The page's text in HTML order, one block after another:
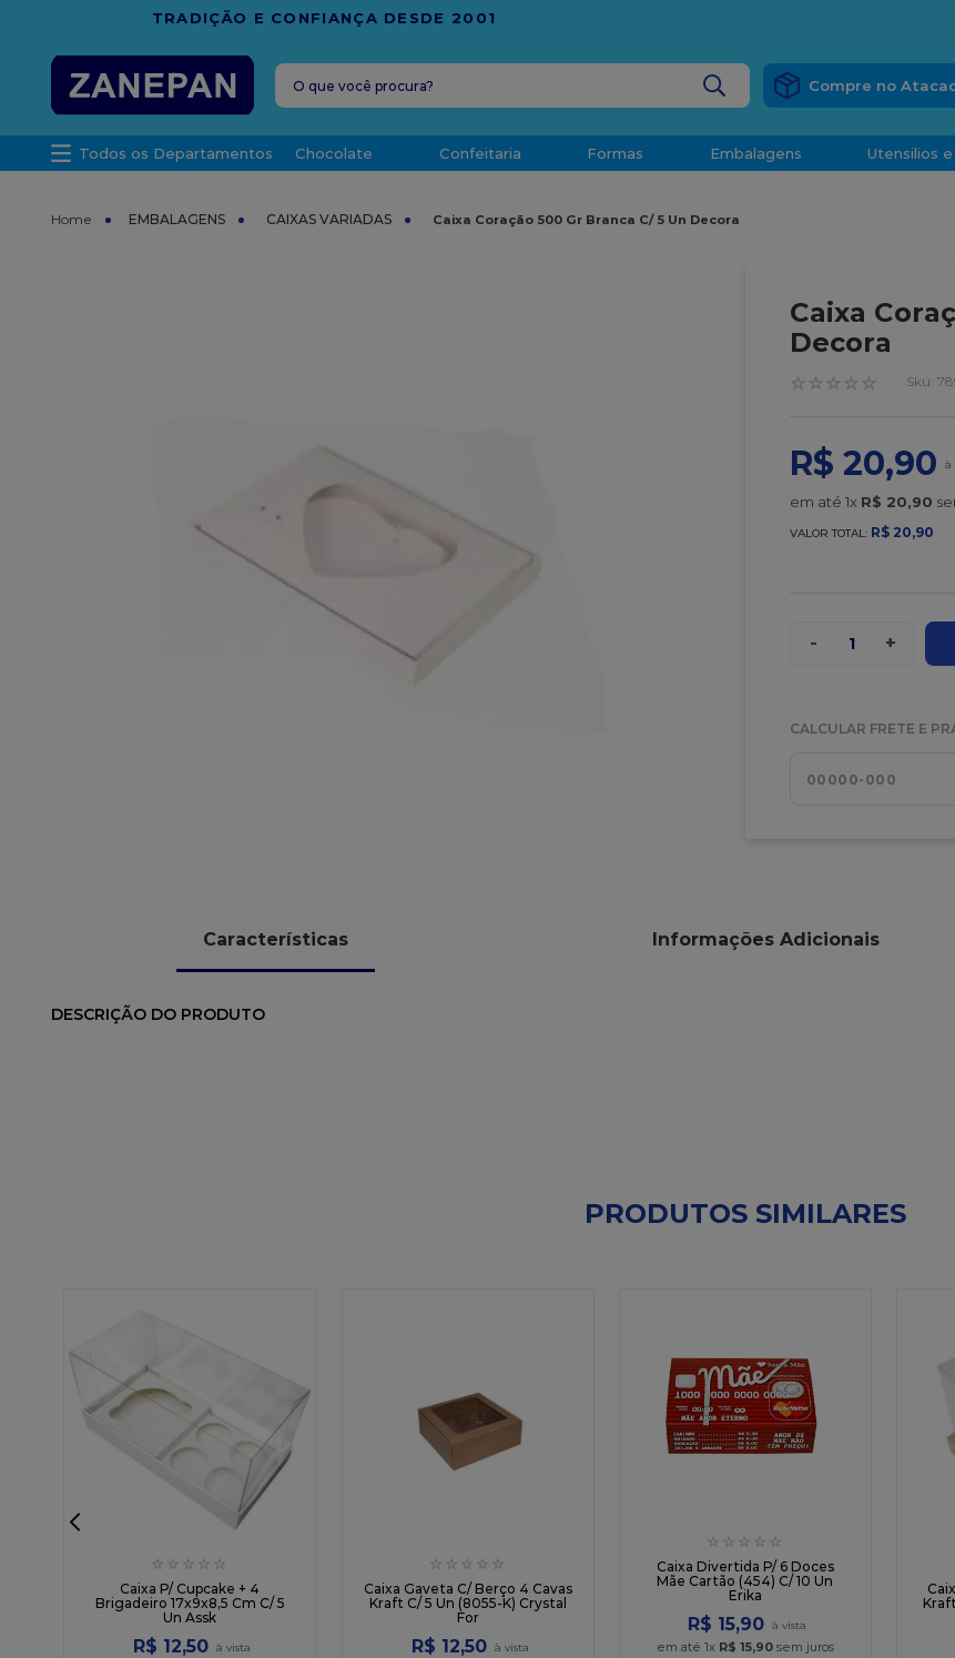
FRETE GRÁTIS
O que você procura?
Todos os Departamentos Chocolate Confeitaria Formas Embalagens Utensilios
EMBALAGENS CAIXAS VARIADAS Caixa Coração 500 Gr Branca C/ 5 Un Decora
Caixa
Decora
☆ ☆ ☆ ☆ ☆ :
R$ 20,90
em até 1x R$ 20,90
VALOR TOTAL: R$ 20,90
- 1 +
CALCULAR FRETE E
Características Informações Adicionais
DESCRIÇÃO DO PRODUTO
PRODUTOS SIMILARES
☆ ☆ ☆ ☆ ☆
Caixa P/ Cupcake + 4
Brigadeiro 17x9x8,5 Cm C/ 5
Un Assk
R$ 12,50
☆ ☆ ☆ ☆ ☆
Caixa Gaveta C/ Berço 4 Cavas
Kraft C/ 5 Un (8055-K) Crystal
For
R$ 12,50
☆ ☆ ☆ ☆ ☆
Caixa Divertida P/ 6 Doces
Mãe Cartão (454) C/ 10 Un
Erika
R$ 15,90
em até 1x R$ 15,90sem juros
leite condensado